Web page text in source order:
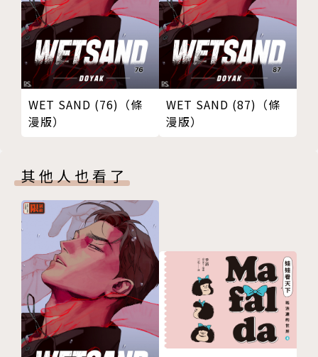
WET SAND (76)（條
漫版）
WET SAND (87)（條
漫版）
其他人也看了